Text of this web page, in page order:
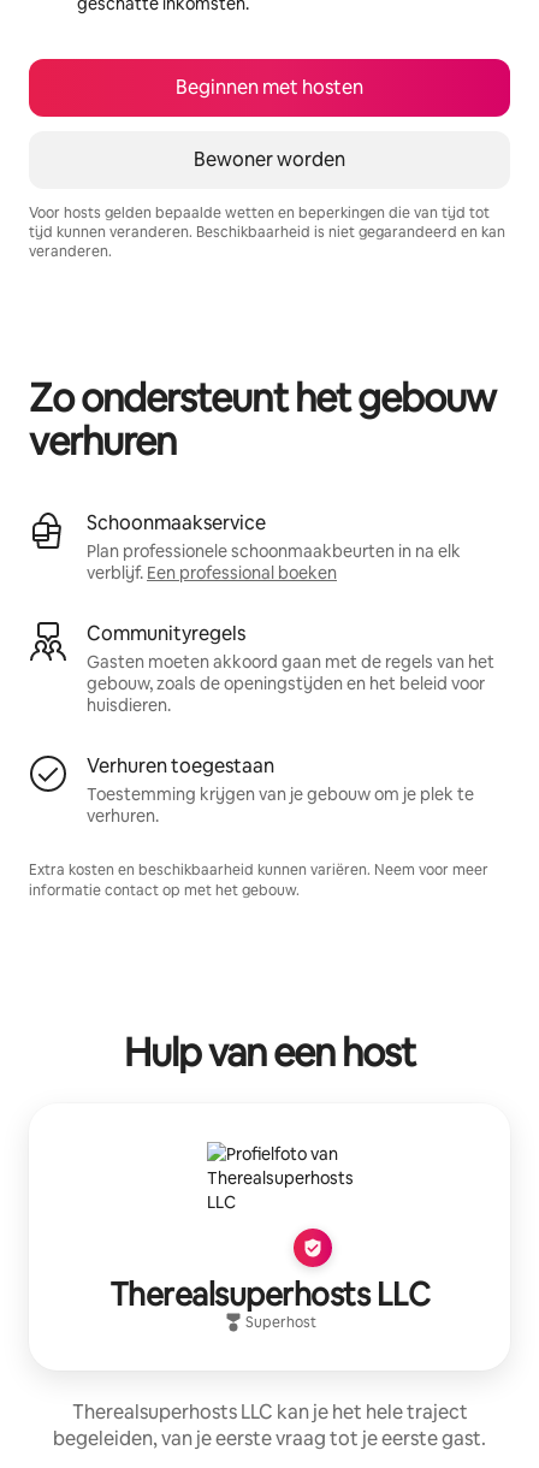
Beginnen met hosten
Bewoner worden
Voor hosts gelden bepaalde wetten en beperkingen die van tijd tot
tijd kunnen veranderen. Beschikbaarheid is niet gegarandeerd en kan
veranderen.
Zo ondersteunt het gebouw
verhuren
Schoonmaakservice
Plan professionele schoonmaakbeurten in na elk
verblijf. Een professional boeken
Communityregels
Gasten moeten akkoord gaan met de regels van het
gebouw, zoals de openingstijden en het beleid voor
huisdieren.
Verhuren toegestaan
Toestemming krijgen van je gebouw om je plek te
verhuren.
Extra kosten en beschikbaarheid kunnen variëren. Neem voor meer
informatie contact op met het gebouw.
Hulp van een host
Therealsuperhosts LLC
Superhost
Therealsuperhosts LLC kan je het hele traject
begeleiden, van je eerste vraag tot je eerste gast.